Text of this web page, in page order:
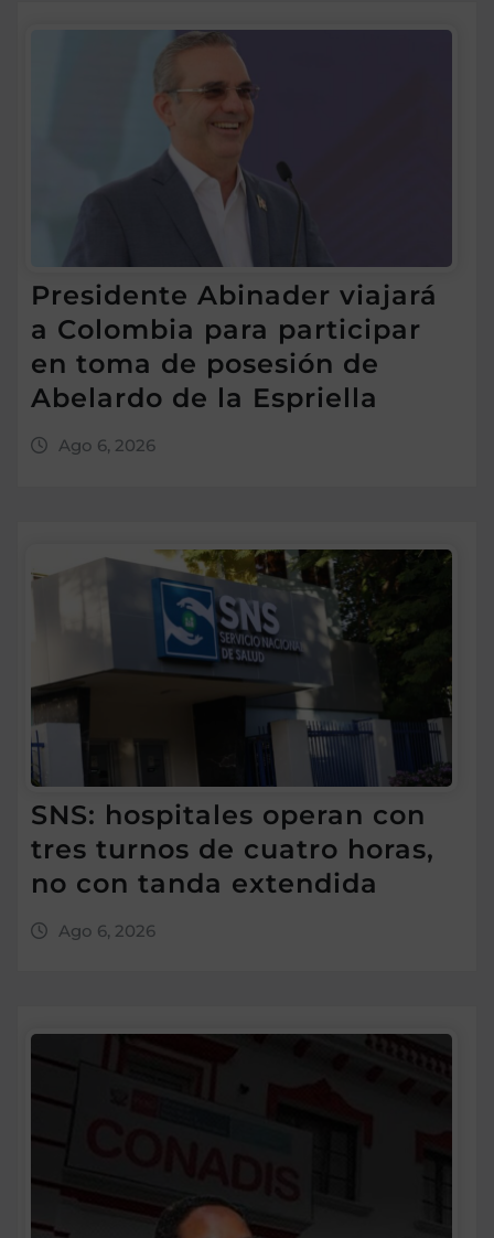
Presidente Abinader viajará
a Colombia para participar
en toma de posesión de
Abelardo de la Espriella
Ago 6, 2026
SNS: hospitales operan con
tres turnos de cuatro horas,
no con tanda extendida
Ago 6, 2026